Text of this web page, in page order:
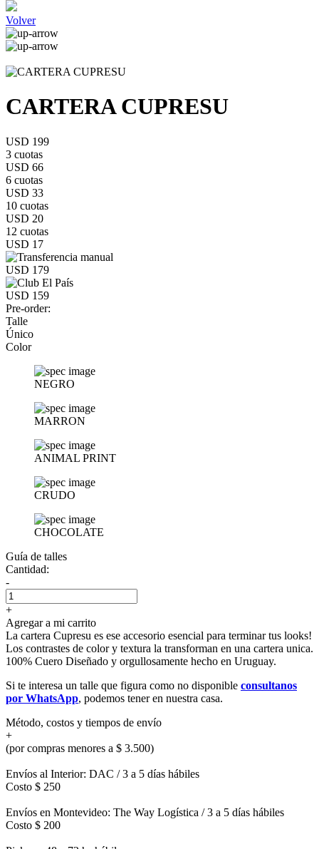
Volver
CARTERA CUPRESU
USD 199
3 cuotas
USD 66
6 cuotas
USD 33
10 cuotas
USD 20
12 cuotas
USD 17
USD 179
USD 159
Pre-order:
Talle
Único
Color
NEGRO
MARRON
ANIMAL PRINT
CRUDO
CHOCOLATE
Guía de talles
Cantidad:
-
+
Agregar a mi carrito
La cartera Cupresu es ese accesorio esencial para terminar tus looks!
Los contrastes de color y textura la transforman en una cartera unica.
100% Cuero Diseñado y orgullosamente hecho en Uruguay.
Si te interesa un talle que figura como no disponible consultanos
por WhatsApp, podemos tener en nuestra casa.
Método, costos y tiempos de envío
+
(por compras menores a $ 3.500)
Envíos al Interior: DAC / 3 a 5 días hábiles
Costo $ 250
Envíos en Montevideo: The Way Logística / 3 a 5 días hábiles
Costo $ 200